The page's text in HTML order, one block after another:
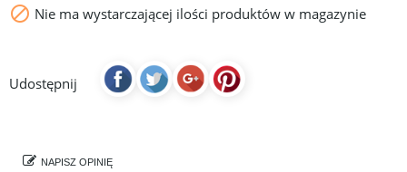
 Nie ma wystarczającej ilości produktów w magazynie
Udostępnij
NAPISZ OPINIĘ